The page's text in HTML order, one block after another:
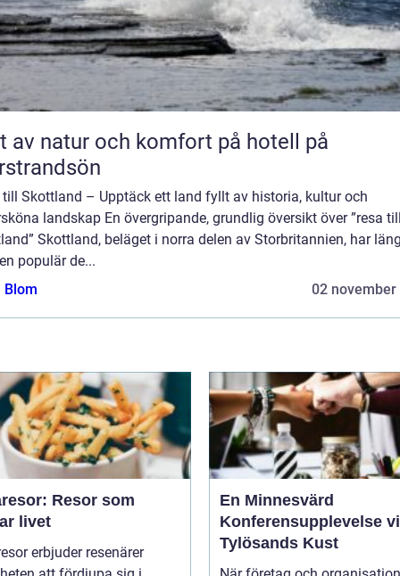
av natur och komfort på hotell på
till Skottland – Upptäck ett land fyllt av historia, kultur och
landskap En övergripande, grundlig översikt över ”resa
Skottland, beläget i norra delen av Storbritannien, har
populär de...
Blom
02 november
Resor som
livet
erbjuder resenärer
En Minnesvärd
Konferensupplevelse
Tylösands Kust